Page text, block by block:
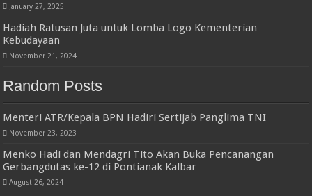
January 27, 2025
Hadiah Ratusan Juta untuk Lomba Logo Kementerian
Kebudayaan
November 21, 2024
Random Posts
Menteri ATR/Kepala BPN Hadiri Sertijab Panglima TNI
November 23, 2023
Menko Hadi dan Mendagri Tito Akan Buka Pencanangan
Gerbangdutas ke-12 di Pontianak Kalbar
August 26, 2024